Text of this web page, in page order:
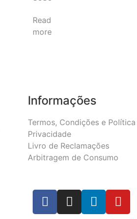
Read
more
Informações
Termos, Condições e
Privacidade
Livro de Reclamações
Arbitragem de Consumo